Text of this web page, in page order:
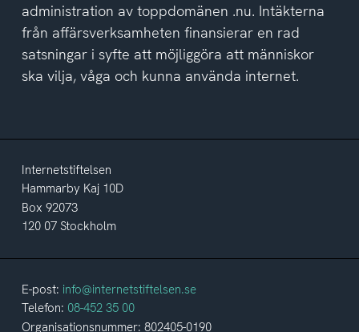
administration av toppdomänen .nu. Intäkterna
från affärsverksamheten finansierar en rad
satsningar i syfte att möjliggöra att människor
ska vilja, våga och kunna använda internet.
Internetstiftelsen
Hammarby Kaj 10D
Box 92073
120 07 Stockholm
E-post: info@internetstiftelsen.se
Telefon: 08-452 35 00
Organisationsnummer: 802405-0190